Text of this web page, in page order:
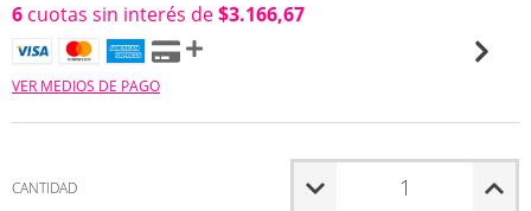
6 cuotas sin interés de$3.166,67
VER MEDIOS DE PAGO
CANTIDAD